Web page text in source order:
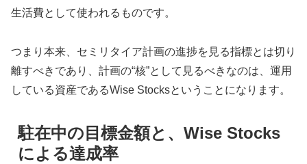
生活費として使われるものです。
つまり本来、セミリタイア計画の進捗を見る指標とは切り
離すべきであり、計画の“核”として見るべきなのは、運用
している資産であるWise Stocksということになります。
駐在中の目標金額と、Wise Stocks
による達成率